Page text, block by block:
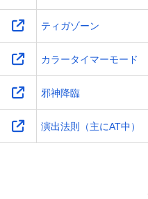
ティガゾーン
カラータイマーモード
邪神降臨
演出法則（主にAT中）